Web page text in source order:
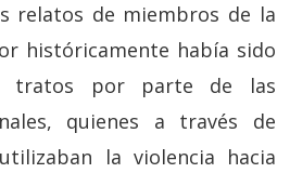
de miembros de la
históricamente había sido
tratos por parte de las
quienes a través de
la violencia hacia